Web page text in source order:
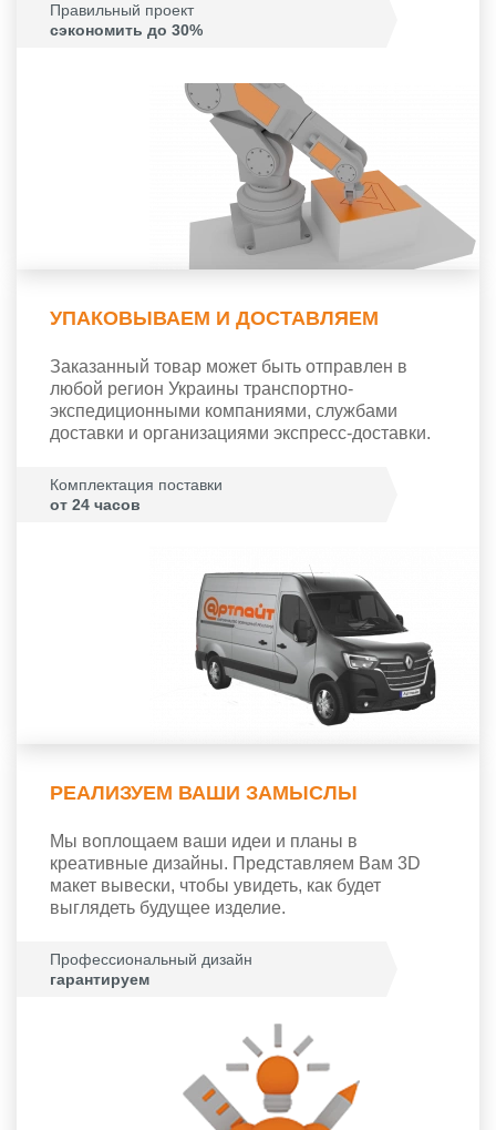
Правильный проект
сэкономить до 30%
УПАКОВЫВАЕМ И ДОСТАВЛЯЕМ
Заказанный товар может быть отправлен в
любой регион Украины транспортно-
экспедиционными компаниями, службами
доставки и организациями экспресс-доставки.
Комплектация поставки
от 24 часов
РЕАЛИЗУЕМ ВАШИ ЗАМЫСЛЫ
Мы воплощаем ваши идеи и планы в
креативные дизайны. Представляем Вам 3D
макет вывески, чтобы увидеть, как будет
выглядеть будущее изделие.
Профессиональный дизайн
гарантируем